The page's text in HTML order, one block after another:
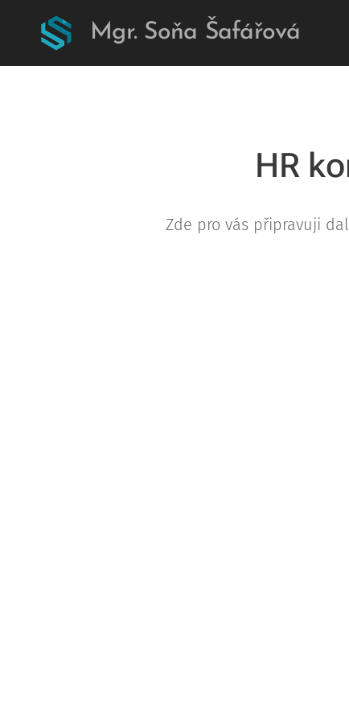
Mgr. Soňa Šafářová
HR
Zde pro vás připravuji